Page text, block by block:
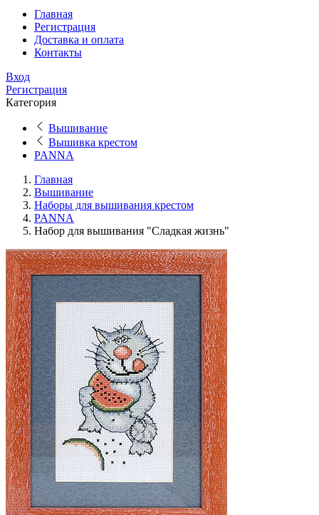
Главная
Регистрация
Доставка и оплата
Контакты
Вход
Регистрация
Категория
Вышивание
Вышивка крестом
PANNA
Главная
Вышивание
Наборы для вышивания крестом
PANNA
Набор для вышивания "Сладкая жизнь"